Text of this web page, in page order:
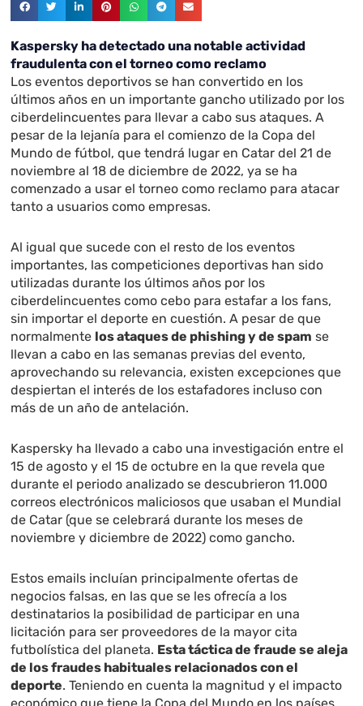
Kaspersky ha detectado una notable actividad
fraudulenta con el torneo como reclamo
Los eventos deportivos se han convertido en los
últimos años en un importante gancho utilizado por los
ciberdelincuentes para llevar a cabo sus ataques. A
pesar de la lejanía para el comienzo de la Copa del
Mundo de fútbol, que tendrá lugar en Catar del 21 de
noviembre al 18 de diciembre de 2022, ya se ha
comenzado a usar el torneo como reclamo para atacar
tanto a usuarios como empresas.
Al igual que sucede con el resto de los eventos
importantes, las competiciones deportivas han sido
utilizadas durante los últimos años por los
ciberdelincuentes como cebo para estafar a los fans,
sin importar el deporte en cuestión. A pesar de que
normalmente los ataques de phishing y de spam se
llevan a cabo en las semanas previas del evento,
aprovechando su relevancia, existen excepciones que
despiertan el interés de los estafadores incluso con
más de un año de antelación.
Kaspersky ha llevado a cabo una investigación entre el
15 de agosto y el 15 de octubre en la que revela que
durante el periodo analizado se descubrieron 11.000
correos electrónicos maliciosos que usaban el Mundial
de Catar (que se celebrará durante los meses de
noviembre y diciembre de 2022) como gancho.
Estos emails incluían principalmente ofertas de
negocios falsas, en las que se les ofrecía a los
destinatarios la posibilidad de participar en una
licitación para ser proveedores de la mayor cita
futbolística del planeta. Esta táctica de fraude se aleja
de los fraudes habituales relacionados con el
deporte. Teniendo en cuenta la magnitud y el impacto